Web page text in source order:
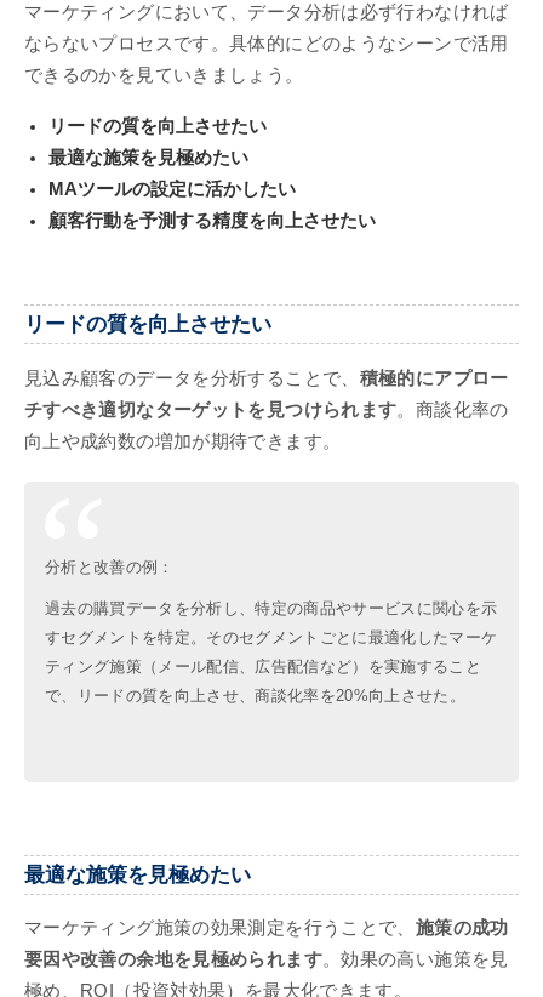
マーケティングにおいて、データ分析は必ず行わなければ
ならないプロセスです。具体的にどのようなシーンで活用
できるのかを見ていきましょう。
リードの質を向上させたい
最適な施策を見極めたい
MAツールの設定に活かしたい
顧客行動を予測する精度を向上させたい
リードの質を向上させたい
見込み顧客のデータを分析することで、 積極的にアプロー
チすべき適切なターゲットを見つけられます。商談化率の
向上や成約数の増加が期待できます。
分析と改善の例：
過去の購買データを分析し、特定の商品やサービスに関心を示
すセグメントを特定。そのセグメントごとに最適化したマーケ
ティング施策（メール配信、広告配信など）を実施すること
で、リードの質を向上させ、商談化率を20%向上させた。
最適な施策を見極めたい
マーケティング施策の効果測定を行うことで、 施策の成功
要因や改善の余地を見極められます。効果の高い施策を見
極め、ROI（投資対効果）を最大化できます。